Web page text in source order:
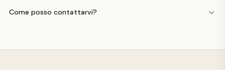
Come posso contattarvi?